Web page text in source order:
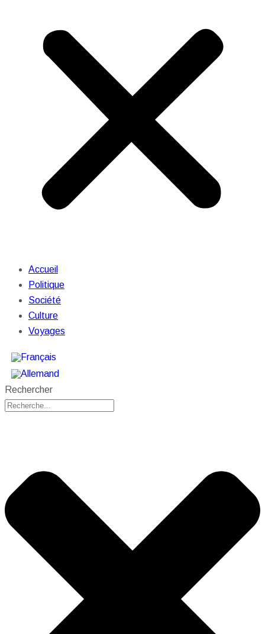
Accueil
Politique
Société
Culture
Voyages
Rechercher